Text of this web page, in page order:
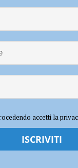
appuntamento il 12
di Piacenza
in
accetti la